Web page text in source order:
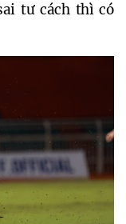
tư cách thì có